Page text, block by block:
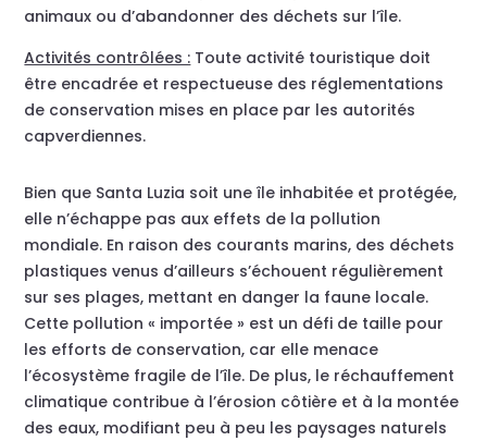
animaux ou d’abandonner des déchets sur l’île.
Activités contrôlées : Toute activité touristique doit
être encadrée et respectueuse des réglementations
de conservation mises en place par les autorités
capverdiennes.
Bien que Santa Luzia soit une île inhabitée et protégée,
elle n’échappe pas aux effets de la pollution
mondiale. En raison des courants marins, des déchets
plastiques venus d’ailleurs s’échouent régulièrement
sur ses plages, mettant en danger la faune locale.
Cette pollution « importée » est un défi de taille pour
les efforts de conservation, car elle menace
l’écosystème fragile de l’île. De plus, le réchauffement
climatique contribue à l’érosion côtière et à la montée
des eaux, modifiant peu à peu les paysages naturels